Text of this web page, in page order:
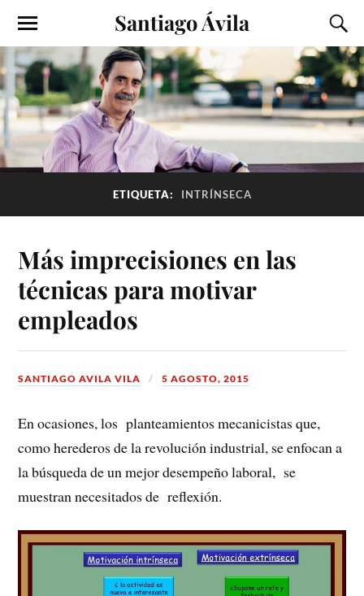
Santiago Ávila
ETIQUETA: INTRÍNSECA
Más imprecisiones en las
técnicas para motivar
empleados
SANTIAGO AVILA VILA 5 AGOSTO, 2015
En ocasiones, los planteamientos mecanicistas que,
como herederos de la revolución industrial, se enfocan a
la búsqueda de un mejor desempeño laboral, se
muestran necesitados de reflexión.